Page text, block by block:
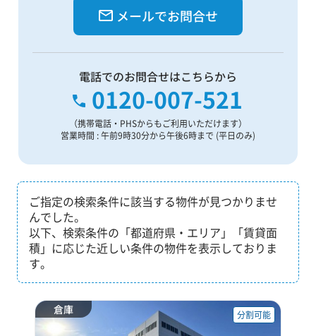
メールでお問合せ
電話でのお問合せはこちらから
0120-007-521
（携帯電話・PHSからもご利用いただけます）
営業時間 : 午前9時30分から午後6時まで (平日のみ)
ご指定の検索条件に該当する物件が見つかりませ
んでした。
以下、検索条件の「都道府県・エリア」「賃貸面
積」に応じた近しい条件の物件を表示しておりま
す。
倉庫 分割可能